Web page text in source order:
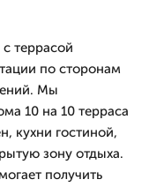
террасой
по сторонам
Мы
10 на 10 терраса
кухни гостиной,
зону отдыха.
получить